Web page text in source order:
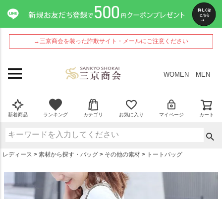
→三京商会を装った詐欺サイト・メールにご注意ください
WOMEN MEN
新着商品 ランキング カテゴリ お気に入り マイページ カート
レディース 素材から探す・バッグ その他の素材 トートバッグ
ペー
ジト
ップ
へ